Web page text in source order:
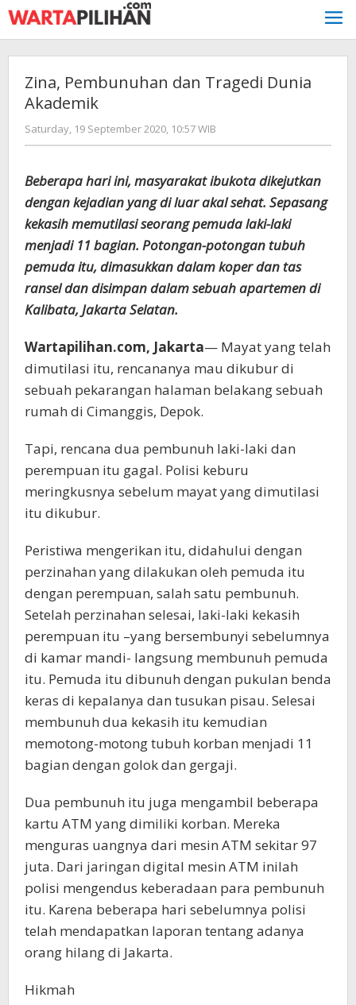
Skip
to
content
Zina, Pembunuhan dan Tragedi Dunia
Akademik
Saturday, 19 September 2020, 10:57 WIB
redaksi
Beberapa hari ini, masyarakat ibukota dikejutkan
dengan kejadian yang di luar akal sehat. Sepasang
kekasih memutilasi seorang pemuda laki-laki
menjadi 11 bagian. Potongan-potongan tubuh
pemuda itu, dimasukkan dalam koper dan tas
ransel dan disimpan dalam sebuah apartemen di
Kalibata, Jakarta Selatan.
Wartapilihan.com, Jakarta— Mayat yang telah
dimutilasi itu, rencananya mau dikubur di
sebuah pekarangan halaman belakang sebuah
rumah di Cimanggis, Depok.
Tapi, rencana dua pembunuh laki-laki dan
perempuan itu gagal. Polisi keburu
meringkusnya sebelum mayat yang dimutilasi
itu dikubur.
Peristiwa mengerikan itu, didahului dengan
perzinahan yang dilakukan oleh pemuda itu
dengan perempuan, salah satu pembunuh.
Setelah perzinahan selesai, laki-laki kekasih
perempuan itu –yang bersembunyi sebelumnya
di kamar mandi- langsung membunuh pemuda
itu. Pemuda itu dibunuh dengan pukulan benda
keras di kepalanya dan tusukan pisau. Selesai
membunuh dua kekasih itu kemudian
memotong-motong tubuh korban menjadi 11
bagian dengan golok dan gergaji.
Dua pembunuh itu juga mengambil beberapa
kartu ATM yang dimiliki korban. Mereka
menguras uangnya dari mesin ATM sekitar 97
juta. Dari jaringan digital mesin ATM inilah
polisi mengendus keberadaan para pembunuh
itu. Karena beberapa hari sebelumnya polisi
telah mendapatkan laporan tentang adanya
orang hilang di Jakarta.
Hikmah